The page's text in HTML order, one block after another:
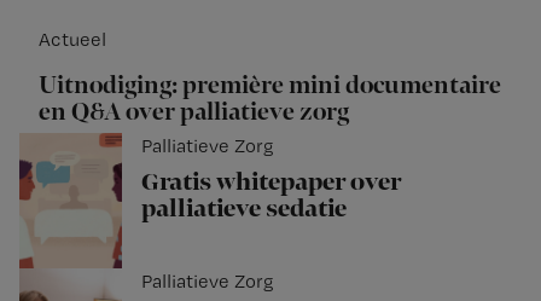
Actueel
Uitnodiging: première mini documentaire
en Q&A over palliatieve zorg
Palliatieve Zorg
Gratis whitepaper over
palliatieve sedatie
Palliatieve Zorg